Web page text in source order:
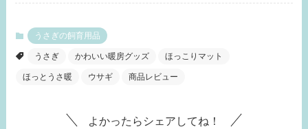
うさぎの飼育用品
うさぎ かわいい暖房グッズ ほっこりマット
ほっとうさ暖 ウサギ 商品レビュー
よかったらシェアしてね！